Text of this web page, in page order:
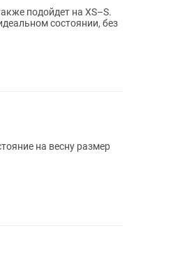
подойдет на XS–S.
состоянии, без
на весну размер